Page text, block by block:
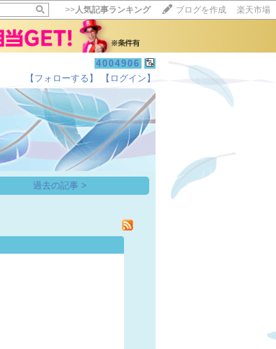
>>人気記事ランキング ブログを作成 楽天市場
4004906
【フォローする】
【ログイン】
【毎日開催】
15記事にいいね！で1ポイント
10秒滞在
いいね!
過去の記事 >